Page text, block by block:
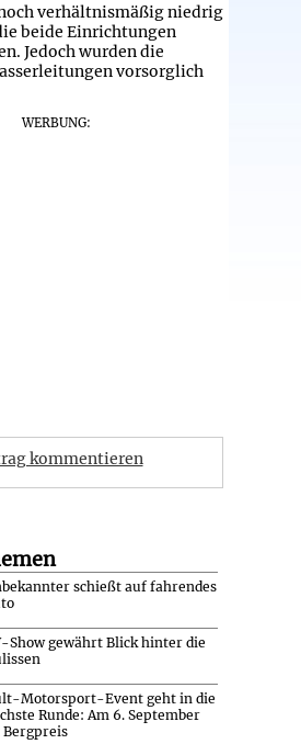
verhältnismäßig niedrig
beide Einrichtungen
Jedoch wurden die
vorsorglich
WERBUNG:
kommentieren
schießt auf fahrendes
Show gewährt Blick hinter die
Motorsport-Event geht in die
Runde: Am 6. September
Bergpreis